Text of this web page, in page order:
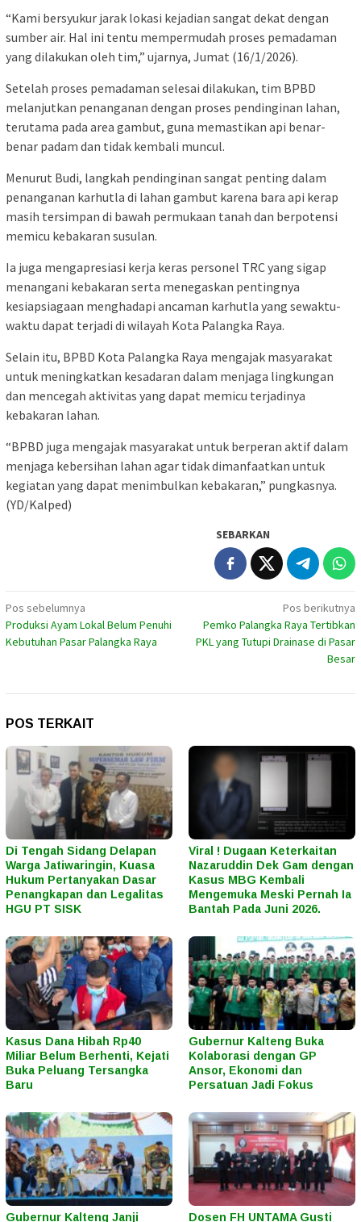
“Kami bersyukur jarak lokasi kejadian sangat dekat dengan
sumber air. Hal ini tentu mempermudah proses pemadaman
yang dilakukan oleh tim,” ujarnya, Jumat (16/1/2026).
Setelah proses pemadaman selesai dilakukan, tim BPBD
melanjutkan penanganan dengan proses pendinginan lahan,
terutama pada area gambut, guna memastikan api benar-
benar padam dan tidak kembali muncul.
Menurut Budi, langkah pendinginan sangat penting dalam
penanganan karhutla di lahan gambut karena bara api kerap
masih tersimpan di bawah permukaan tanah dan berpotensi
memicu kebakaran susulan.
Ia juga mengapresiasi kerja keras personel TRC yang sigap
menangani kebakaran serta menegaskan pentingnya
kesiapsiagaan menghadapi ancaman karhutla yang sewaktu-
waktu dapat terjadi di wilayah Kota Palangka Raya.
Selain itu, BPBD Kota Palangka Raya mengajak masyarakat
untuk meningkatkan kesadaran dalam menjaga lingkungan
dan mencegah aktivitas yang dapat memicu terjadinya
kebakaran lahan.
“BPBD juga mengajak masyarakat untuk berperan aktif dalam
menjaga kebersihan lahan agar tidak dimanfaatkan untuk
kegiatan yang dapat menimbulkan kebakaran,” pungkasnya.
(YD/Kalped)
SEBARKAN
Navigasi
pos
Pos sebelumnya
Produksi Ayam Lokal Belum Penuhi
Kebutuhan Pasar Palangka Raya
Pos berikutnya
Pemko Palangka Raya Tertibkan
PKL yang Tutupi Drainase di Pasar
Besar
POS TERKAIT
Di Tengah Sidang Delapan
Warga Jatiwaringin, Kuasa
Hukum Pertanyakan Dasar
Penangkapan dan Legalitas
HGU PT SISK
Viral ! Dugaan Keterkaitan
Nazaruddin Dek Gam dengan
Kasus MBG Kembali
Mengemuka Meski Pernah Ia
Bantah Pada Juni 2026.
Kasus Dana Hibah Rp40
Miliar Belum Berhenti, Kejati
Buka Peluang Tersangka
Baru
Gubernur Kalteng Buka
Kolaborasi dengan GP
Ansor, Ekonomi dan
Persatuan Jadi Fokus
Gubernur Kalteng Janji Dosen FH UNTAMA Gusti